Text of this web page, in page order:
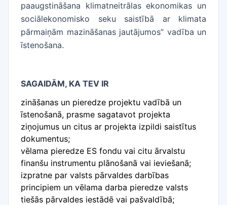
paaugstināšana klimatneitrālas ekonomikas un
sociālekonomisko seku saistībā ar klimata
pārmaiņām mazināšanas jautājumos” vadība un
īstenošana.
SAGAIDĀM, KA TEV IR
zināšanas un pieredze projektu vadībā un
īstenošanā, prasme sagatavot projekta
ziņojumus un citus ar projekta izpildi saistītus
dokumentus;
vēlama pieredze ES fondu vai citu ārvalstu
finanšu instrumentu plānošanā vai ieviešanā;
izpratne par valsts pārvaldes darbības
principiem un vēlama darba pieredze valsts
tiešās pārvaldes iestādē vai pašvaldībā;